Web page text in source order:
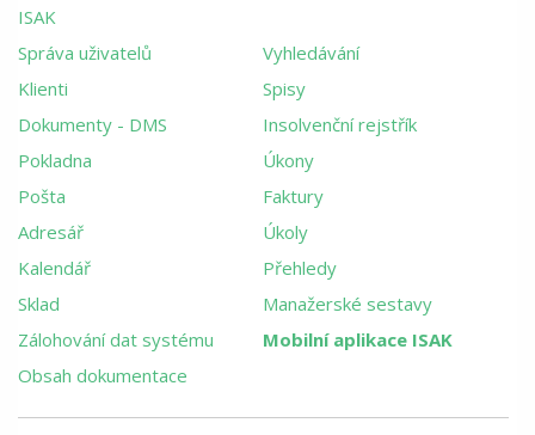
ISAK
Správa uživatelů
Vyhledávání
Klienti
Spisy
Dokumenty - DMS
Insolvenční rejstřík
Pokladna
Úkony
Pošta
Faktury
Adresář
Úkoly
Kalendář
Přehledy
Sklad
Manažerské sestavy
Zálohování dat systému
Mobilní aplikace ISAK
Obsah dokumentace